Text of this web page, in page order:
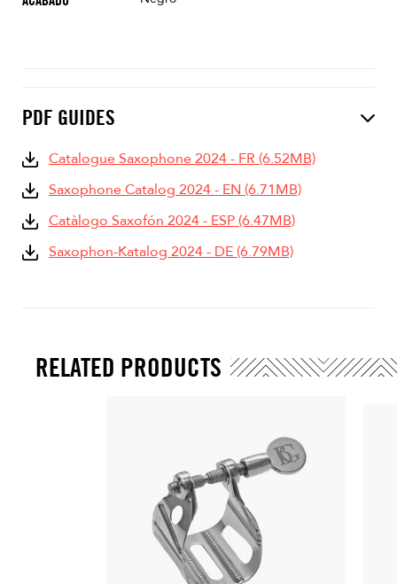
PDF GUIDES
Catalogue Saxophone 2024 - FR (6.52MB)
Saxophone Catalog 2024 - EN (6.71MB)
Catàlogo Saxofón 2024 - ESP (6.47MB)
Saxophon-Katalog 2024 - DE (6.79MB)
RELATED PRODUCTS